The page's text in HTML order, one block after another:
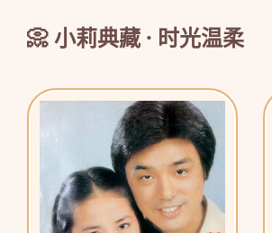
📀 小莉典藏 · 时光温柔